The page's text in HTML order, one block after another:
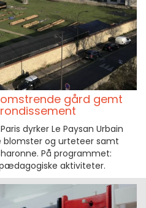
gård gemt
dyrker Le Paysan Urbain
blomster og urteteer samt
På programmet:
aktiviteter.